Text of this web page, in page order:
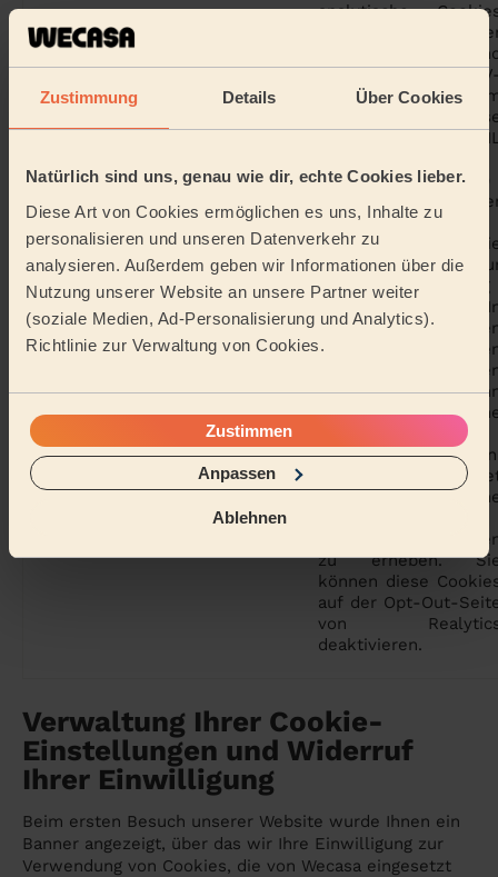
Zustimmung Details Über Cookies
Natürlich sind uns, genau wie dir, echte Cookies lieber.
Diese Art von Cookies ermöglichen es uns, Inhalte zu
personalisieren und unseren Datenverkehr zu
analysieren. Außerdem geben wir Informationen über die
Nutzung unserer Website an unsere Partner weiter
(soziale Medien, Ad-Personalisierung und Analytics).
Richtlinie zur Verwaltung von Cookies.
Zustimmen
Anpassen
Ablehnen
Realytics Statistisch
analytische
zur Messung
Reichweite
Leistung von
Kampagnen
digitalen Raum.
Cookies sind laut
Datenschutzbehörde)
von
Einwilligungspflicht
befreit, sofern
ausschließlich
Reichweitenmessung
eingesetzt werden.
Fällen, in
erweiterte
oder
erforderlich sind,
eine
erforderlich
Realytics
sich,
oder sensiblen
zu erheben.
können diese
auf der Opt-Out-
von
deaktivieren.
Verwaltung Ihrer Cookie-
Einstellungen und Widerruf
Ihrer Einwilligung
Beim ersten Besuch unserer Website wurde Ihnen ein
Banner angezeigt, über das wir Ihre Einwilligung zur
Verwendung von Cookies, die von Wecasa eingesetzt